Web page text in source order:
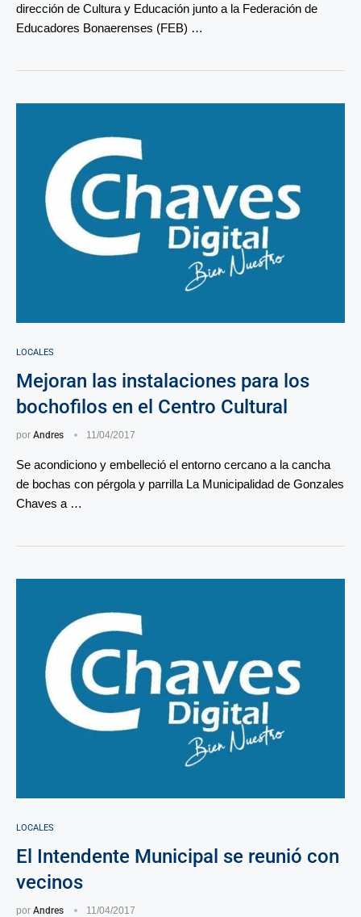
dirección de Cultura y Educación junto a la Federación de
Educadores Bonaerenses (FEB) …
LOCALES
Mejoran las instalaciones para los
bochofilos en el Centro Cultural
por Andres 11/04/2017
Se acondiciono y embelleció el entorno cercano a la cancha
de bochas con pérgola y parrilla La Municipalidad de Gonzales
Chaves a …
LOCALES
El Intendente Municipal se reunió con
vecinos
por Andres 11/04/2017